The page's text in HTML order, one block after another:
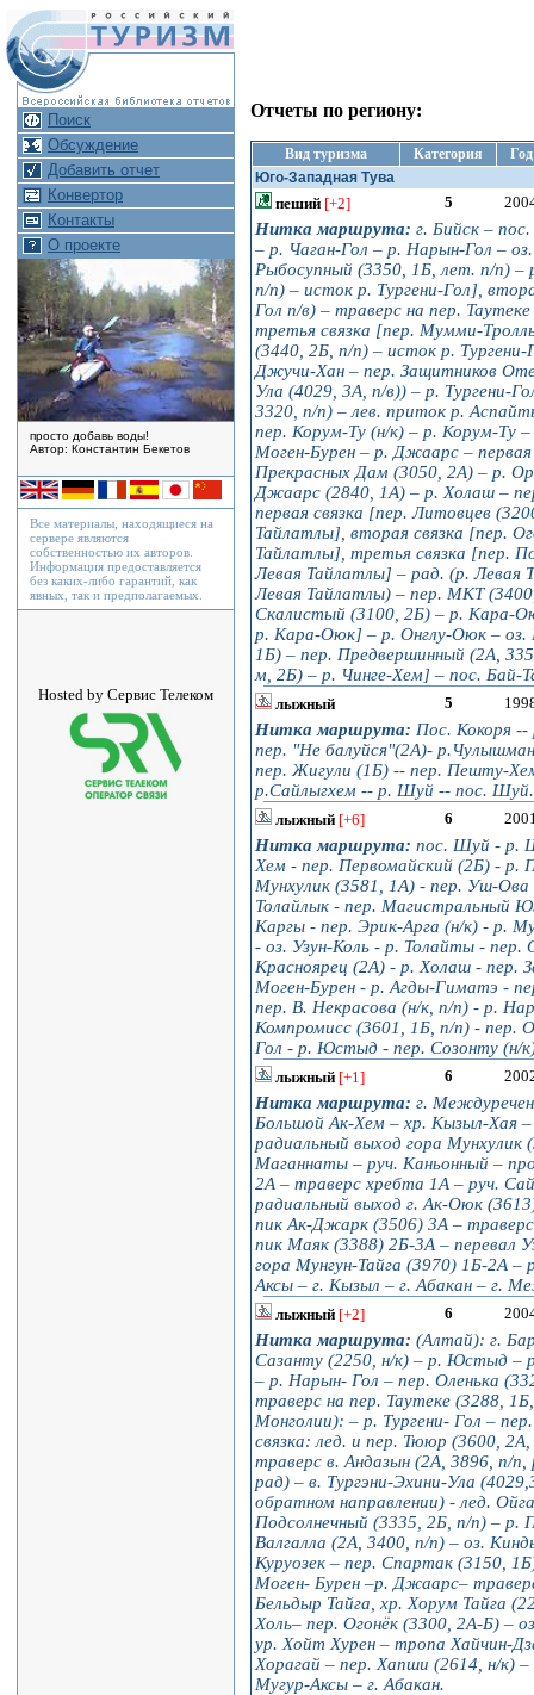
Поиск
Обсуждение
Добавить отчет
Конвертор
Контакты
О проекте
просто добавь воды!
Автор: Константин Бекетов
Все материалы, находящиеся на
сервере являются
собственностью их авторов.
Информация предоставляется
без каких-либо гарантий, как
явных, так и предполагаемых.
Hosted by Сервис Телеком
Отчеты по региону:
Вид туризма Категория
Год
Юго-Западная Тува
пеший [+2] 5
Нитка маршрута: г. Бийск –
– р. Чаган-Гол – р. Нарын-Гол –
Рыбосупный (3350, 1Б, лет. п/п) –
п/п) – исток р. Тургени-Гол],
Гол п/в) – траверс на пер.
третья связка [пер. Мумми-
(3440, 2Б, п/п) – исток р.
Джучи-Хан – пер. Защитников
Ула (4029, 3А, п/в)) – р. Тургени-
3320, п/п) – лев. приток р.
пер. Корум-Ту (н/к) – р. Корум-
Моген-Бурен – р. Джаарс –
Прекрасных Дам (3050, 2А) – р.
Джаарс (2840, 1A) – р. Холаш –
первая связка [пер. Литовцев
Тайлатлы], вторая связка [пер.
Тайлатлы], третья связка [пер.
Левая Тайлатлы] – рад. (р. Левая
Левая Тайлатлы) – пер. МКТ
Скалистый (3100, 2Б) – р. Кара-
р. Кара-Оюк] – р. Онглу-Оюк – оз.
1Б) – пер. Предвершинный (2А,
м, 2Б) – р. Чинге-Хем] – пос. Бай-
лыжный 5
Нитка маршрута: Пос. Кокоря --
пер. "Не балуйся"(2А)-
пер. Жигули (1Б) -- пер. Пешту-
р.Сайлыгхем -- р. Шуй -- пос. Шуй.
лыжный [+6] 6
Нитка маршрута: пос. Шуй - р.
Хем - пер. Первомайский (2Б) -
Мунхулик (3581, 1А) - пер. Уш-
Толайлык - пер. Магистральный
Каргы - пер. Эрик-Арга (н/к) - р.
- оз. Узун-Коль - р. Толайты -
Красноярец (2А) - р. Холаш -
Моген-Бурен - р. Агды-Гиматэ -
пер. В. Некрасова (н/к, п/п) - р.
Компромисс (3601, 1Б, п/п) - пер.
Гол - р. Юстыд - пер. Созонту (н/
лыжный [+1] 6
Нитка маршрута: г.
Большой Ак-Хем – хр. Кызыл-Хая
радиальный выход гора Мунхулик
Маганнаты – руч. Каньонный –
2А – траверс хребта 1А – руч.
радиальный выход г. Ак-Оюк
пик Ак-Джарк (3506) 3А –
пик Маяк (3388) 2Б-3А – перевал
гора Мунгун-Тайга (3970) 1Б-2А
Аксы – г. Кызыл – г. Абакан – г.
лыжный [+2] 6
Нитка маршрута: (Алтай): г.
Сазанту (2250, н/к) – р. Юстыд –
– р. Нарын- Гол – пер. Оленька
траверс на пер. Таутеке (3288,
Монголии): – р. Тургени- Гол –
связка: лед. и пер. Тююр (3600,
траверс в. Андазын (2А, 3896, п/
рад) – в. Тургэни-Эхини-Ула
обратном направлении) - лед.
Подсолнечный (3335, 2Б, п/п) – р.
Валгалла (2А, 3400, п/п) – оз.
Куруозек – пер. Спартак (3150,
Моген- Бурен –р. Джаарс–
Бельдыр Тайга, хр. Хорум Тайга
Холь– пер. Огонёк (3300, 2А-Б) –
ур. Хойт Хурен – тропа Хайчин-
Хорагай – пер. Хапши (2614, н/к)
Мугур-Аксы – г. Абакан.